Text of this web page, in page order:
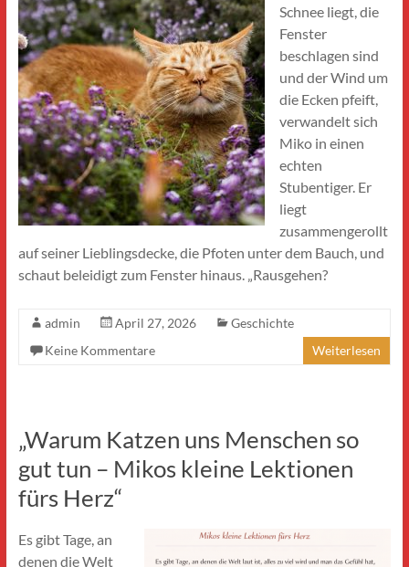
Schnee liegt, die
Fenster
beschlagen sind
und der Wind um
die Ecken pfeift,
verwandelt sich
Miko in einen
echten
Stubentiger. Er
liegt
zusammengerollt
auf seiner Lieblingsdecke, die Pfoten unter dem Bauch, und
schaut beleidigt zum Fenster hinaus. „Rausgehen?
admin April 27, 2026
Geschichte
Keine Kommentare
Weiterlesen
„Warum Katzen uns Menschen so
gut tun – Mikos kleine Lektionen
fürs Herz“
Es gibt Tage, an
denen die Welt